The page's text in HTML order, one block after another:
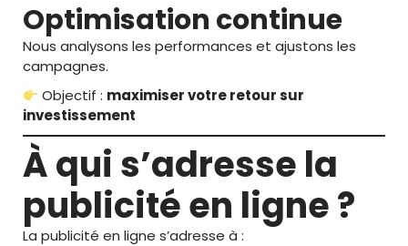
Optimisation continue
Nous analysons les performances et ajustons les
campagnes.
Objectif : maximiser votre retour sur
investissement
À qui s’adresse la
publicité en ligne ?
La publicité en ligne s’adresse à :